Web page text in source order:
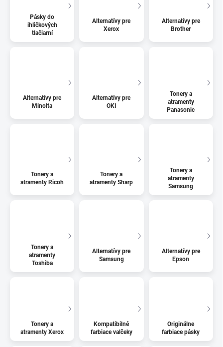
Pásky do
ihličkových
tlačiarní
Alternatívy pre
Xerox
Alternatívy pre
Brother
Alternatívy pre
Minolta
Alternatívy pre
OKI
Tonery a
atramenty
Panasonic
Tonery a
atramenty Ricoh
Tonery a
atramenty Sharp
Tonery a
atramenty
Samsung
Tonery a
atramenty
Toshiba
Alternatívy pre
Samsung
Alternatívy pre
Epson
Tonery a
atramenty Xerox
Kompatibilné
farbiace valčeky
Originálne
farbiace pásky